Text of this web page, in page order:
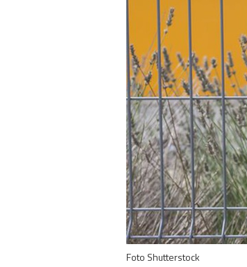
Foto Shutterstock